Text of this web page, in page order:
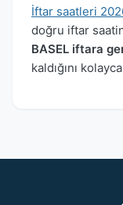
İftar saatleri
doğru iftar
BASEL iftara
kaldığını